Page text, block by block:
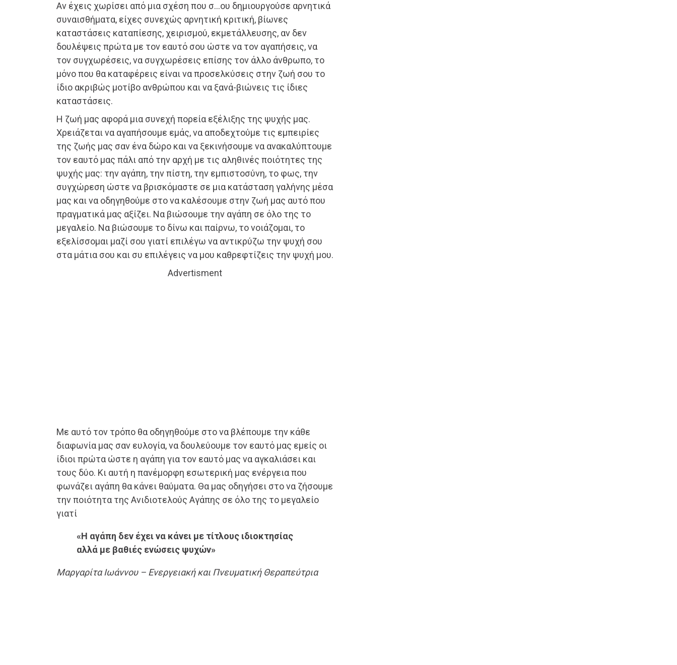
Αν έχεις χωρίσει από μια σχέση που σ…ου δημιουργούσε αρνητικά
συναισθήματα, είχες συνεχώς αρνητική κριτική, βίωνες
καταστάσεις καταπίεσης, χειρισμού, εκμετάλλευσης, αν δεν
δουλέψεις πρώτα με τον εαυτό σου ώστε να τον αγαπήσεις, να
τον συγχωρέσεις, να συγχωρέσεις επίσης τον άλλο άνθρωπο, το
μόνο που θα καταφέρεις είναι να προσελκύσεις στην ζωή σου το
ίδιο ακριβώς μοτίβο ανθρώπου και να ξανά-βιώνεις τις ίδιες
καταστάσεις.
Η ζωή μας αφορά μια συνεχή πορεία εξέλιξης της ψυχής μας.
Χρειάζεται να αγαπήσουμε εμάς, να αποδεχτούμε τις εμπειρίες
της ζωής μας σαν ένα δώρο και να ξεκινήσουμε να ανακαλύπτουμε
τον εαυτό μας πάλι από την αρχή με τις αληθινές ποιότητες της
ψυχής μας: την αγάπη, την πίστη, την εμπιστοσύνη, το φως, την
συγχώρεση ώστε να βρισκόμαστε σε μια κατάσταση γαλήνης μέσα
μας και να οδηγηθούμε στο να καλέσουμε στην ζωή μας αυτό που
πραγματικά μας αξίζει. Να βιώσουμε την αγάπη σε όλο της το
μεγαλείο. Να βιώσουμε το δίνω και παίρνω, το νoιάζομαι, το
εξελίσσομαι μαζί σου γιατί επιλέγω να αντικρύζω την ψυχή σου
στα μάτια σου και συ επιλέγεις να μου καθρεφτίζεις την ψυχή μου.
Advertisment
Με αυτό τον τρόπο θα οδηγηθούμε στο να βλέπουμε την κάθε
διαφωνία μας σαν ευλογία, να δουλεύουμε τον εαυτό μας εμείς οι
ίδιοι πρώτα ώστε η αγάπη για τον εαυτό μας να αγκαλιάσει και
τους δύο. Κι αυτή η πανέμορφη εσωτερική μας ενέργεια που
φωνάζει αγάπη θα κάνει θαύματα. Θα μας οδηγήσει στο να ζήσουμε
την ποιότητα της Ανιδιοτελούς Αγάπης σε όλο της το μεγαλείο
γιατί
«Η αγάπη δεν έχει να κάνει με τίτλους ιδιοκτησίας
αλλά με βαθιές ενώσεις ψυχών»
Μαργαρίτα Ιωάννου – Ενεργειακή και Πνευματική Θεραπεύτρια